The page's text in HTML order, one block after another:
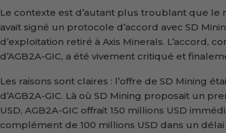
Le contexte est d’autant plus troublant que le
avait signé un protocole d’accord avec SD
d’exploitation retiré à Axis Minerals. L’accord,
d’AGB2A-GIC, a été vivement critiqué et
Les raisons sont claires : l’offre de SD Mining
d’AGB2A-GIC. Là où SD Mining proposait un
USD, AGB2A-GIC offrait 150 millions USD
complément de 100 millions USD dans un